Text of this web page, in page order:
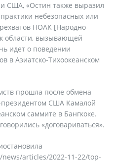
США, «Остин также выразил
небезопасных или
НОАК [Народно-
области, вызывающей
идет о поведении
в Азиатско-Тихоокеанском
прошла после обмена
США Камалой
саммите в Бангкоке.
«договариваться».
articles/2022-11-22/top-